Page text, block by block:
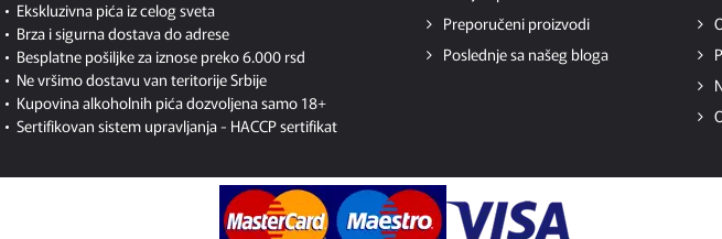
Ekskluzivna pića iz celog sveta
Brza i sigurna dostava do adrese
Besplatne pošiljke za iznose preko 6.000 rsd
Ne vršimo dostavu van teritorije Srbije
Kupovina alkoholnih pića dozvoljena samo 18+
Sertifikovan sistem upravljanja - HACCP sertifikat
Preporučeni proizvodi
Poslednje sa našeg bloga